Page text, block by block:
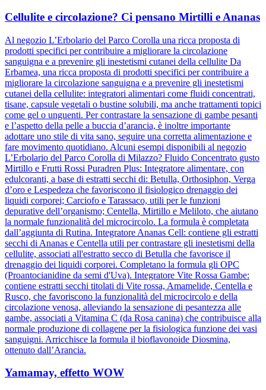
Cellulite e circolazione? Ci pensano Mirtilli e Ananas
Al negozio L’Erbolario del Parco Corolla una ricca proposta di
prodotti specifici per contribuire a migliorare la circolazione
sanguigna e a prevenire gli inestetismi cutanei della cellulite Da
Erbamea, una ricca proposta di prodotti specifici per contribuire a
migliorare la circolazione sanguigna e a prevenire gli inestetismi
cutanei della cellulite: integratori alimentari come fluidi concentrati,
tisane, capsule vegetali o bustine solubili, ma anche trattamenti topici
come gel o unguenti. Per contrastare la sensazione di gambe pesanti
e l’aspetto della pelle a buccia d’arancia, è inoltre importante
adottare uno stile di vita sano, seguire una corretta alimentazione e
fare movimento quotidiano. Alcuni esempi disponibili al negozio
L’Erbolario del Parco Corolla di Milazzo? Fluido Concentrato gusto
Mirtillo e Frutti Rossi Puradren Plus: Integratore alimentare, con
edulcoranti, a base di estratti secchi di: Betulla, Orthosiphon, Verga
d’oro e Lespedeza che favoriscono il fisiologico drenaggio dei
liquidi corporei; Carciofo e Tarassaco, utili per le funzioni
depurative dell’organismo; Centella, Mirtillo e Meliloto, che aiutano
la normale funzionalità del microcircolo. La formula è completata
dall’aggiunta di Rutina. Integratore Ananas Cell: contiene gli estratti
secchi di Ananas e Centella utili per contrastare gli inestetismi della
cellulite, associati all'estratto secco di Betulla che favorisce il
drenaggio dei liquidi corporei. Completano la formula gli OPC
(Proantocianidine da semi d'Uva). Integratore Vite Rossa Gambe:
contiene estratti secchi titolati di Vite rossa, Amamelide, Centella e
Rusco, che favoriscono la funzionalità del microcircolo e della
circolazione venosa, alleviando la sensazione di pesantezza alle
gambe, associati a Vitamina C (da Rosa canina) che contribuisce alla
normale produzione di collagene per la fisiologica funzione dei vasi
sanguigni. Arricchisce la formula il bioflavonoide Diosmina,
ottenuto dall’Arancia.
Yamamay, effetto WOW